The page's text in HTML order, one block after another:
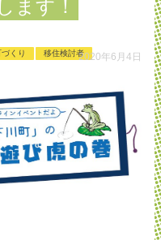
ます！
2020年6月4日
づくり 移住検討者